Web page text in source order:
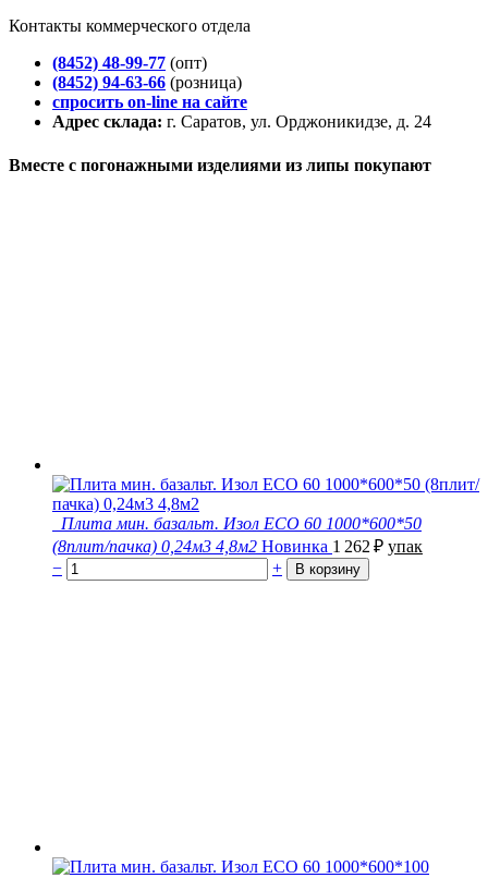
Контакты коммерческого отдела
(8452) 48-99-77 (опт)
(8452) 94-63-66 (розница)
спросить on-line на сайте
Адрес склада: г. Саратов, ул. Орджоникидзе, д. 24
Вместе с погонажными изделиями из липы покупают
Плита мин. базальт. Изол ECO 60 1000*600*50
(8плит/пачка) 0,24м3 4,8м2 Новинка 1 262 ₽ упак
−
+